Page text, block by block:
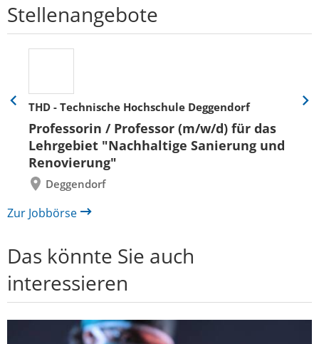
Stellenangebote
THD - Technische Hochschule Deggendorf
Professorin / Professor (m/w/d) für das
Lehrgebiet "Nachhaltige Sanierung und
Renovierung"
Deggendorf
Eine
zurück
Eine
Zur Jobbörse
Das könnte Sie auch
interessieren